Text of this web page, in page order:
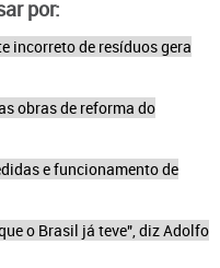
por:
incorreto de resíduos gera
obras de reforma do
e funcionamento de
o Brasil já teve", diz Adolfo